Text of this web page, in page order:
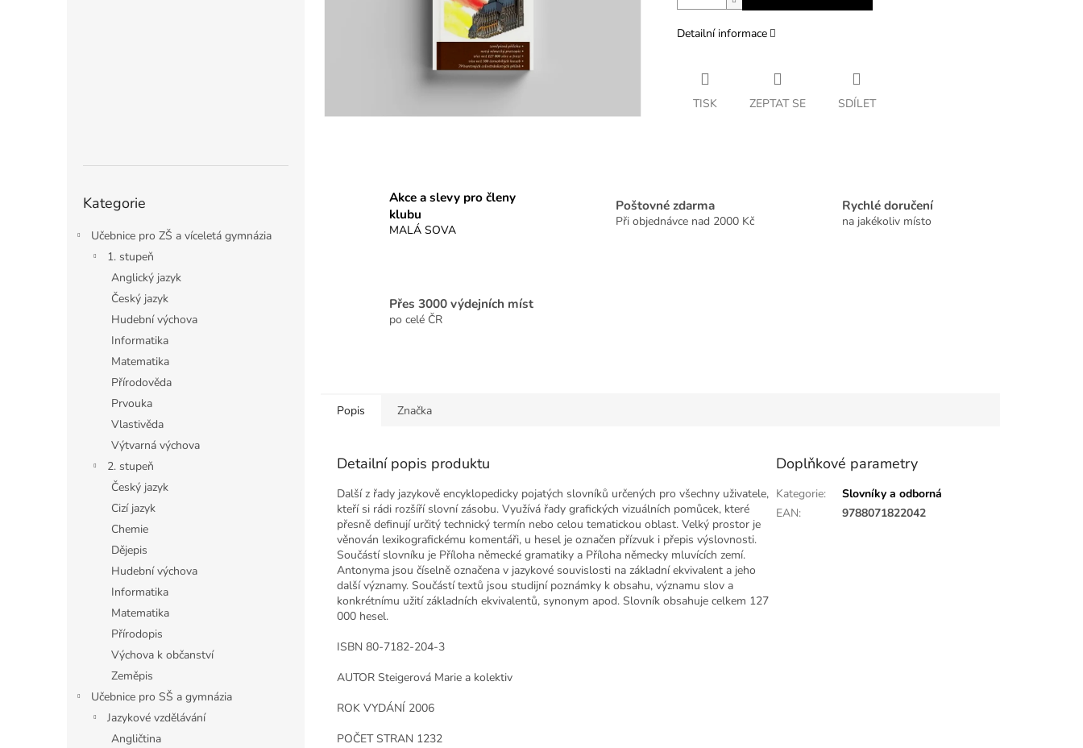
kategorie
Kategorie
Učebnice pro ZŠ a víceletá gymnázia
1. stupeň
Anglický jazyk
Český jazyk
Hudební výchova
Informatika
Matematika
Přírodověda
Prvouka
Vlastivěda
Výtvarná výchova
2. stupeň
Český jazyk
Cizí jazyk
Chemie
Dějepis
Hudební výchova
Informatika
Matematika
Přírodopis
Výchova k občanství
Zeměpis
Učebnice pro SŠ a gymnázia
Jazykové vzdělávání
Angličtina
Detailní informace
TISK ZEPTAT SE SDÍLET
Akce a slevy pro členy
klubu
MALÁ SOVA
Poštovné zdarma
Při objednávce nad 2000 Kč
Rychlé doručení
na jakékoliv místo
Přes 3000 výdejních míst
po celé ČR
Popis Značka
Detailní popis produktu
Další z řady jazykově encyklopedicky pojatých slovníků určených pro všechny uživatele,
kteří si rádi rozšíří slovní zásobu. Využívá řady grafických vizuálních pomůcek, které
přesně definují určitý technický termín nebo celou tematickou oblast. Velký prostor je
věnován lexikografickému komentáři, u hesel je označen přízvuk i přepis výslovnosti.
Součástí slovníku je Příloha německé gramatiky a Příloha německy mluvících zemí.
Antonyma jsou číselně označena v jazykové souvislosti na základní ekvivalent a jeho
další významy. Součástí textů jsou studijní poznámky k obsahu, významu slov a
konkrétnímu užití základních ekvivalentů, synonym apod. Slovník obsahuje celkem 127
000 hesel.
ISBN 80-7182-204-3
AUTOR Steigerová Marie a kolektiv
ROK VYDÁNÍ 2006
POČET STRAN 1232
Doplňkové parametry
Kategorie:
Slovníky a odborná
EAN: 9788071822042